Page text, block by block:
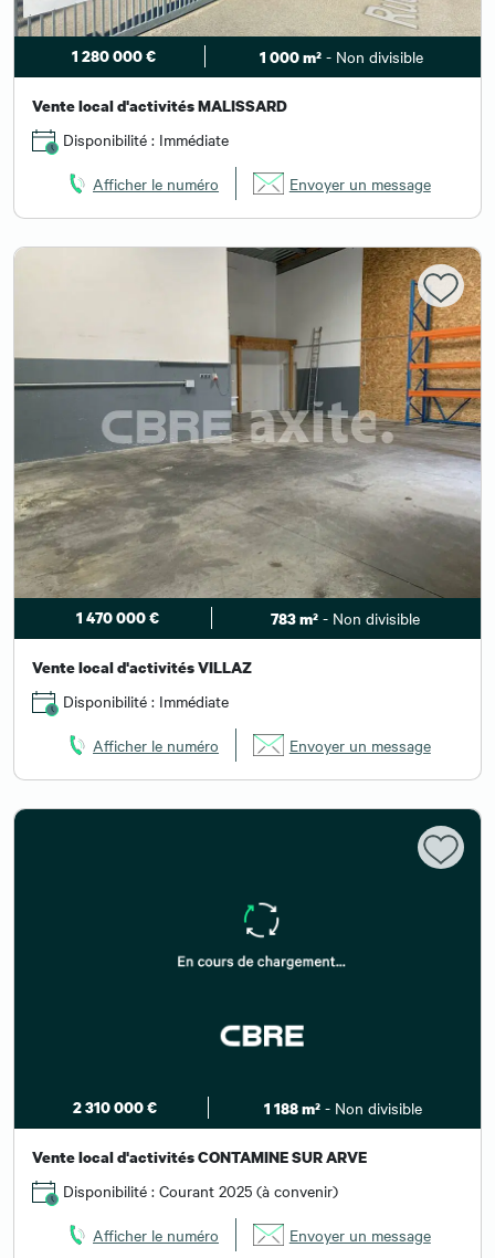
1 280 000 € 1 000 m² - Non divisible
Vente local d'activités MALISSARD
Disponibilité : Immédiate
Afficher le numéro Envoyer un message
1 470 000 € 783 m²- Non divisible
Vente local d'activités VILLAZ
Disponibilité : Immédiate
Afficher le numéro Envoyer un message
2 310 000 € 1 188 m²- Non divisible
Vente local d'activités CONTAMINE SUR ARVE
Disponibilité : Courant 2025 (à convenir)
Afficher le numéro Envoyer un message